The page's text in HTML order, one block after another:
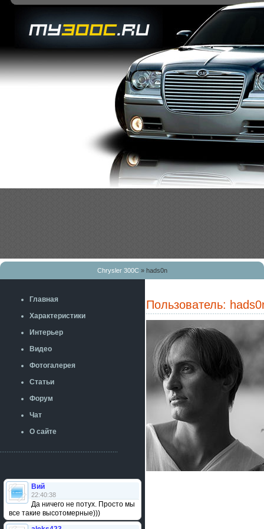
Chrysler 300C» hads0n
Главная
Характеристики
Интерьер
Видео
Фотогалерея
Статьи
Форум
Чат
О сайте
Вий
22:40:38
Да ничего не потух. Просто мы
все такие высотомерные)))
Пользователь: